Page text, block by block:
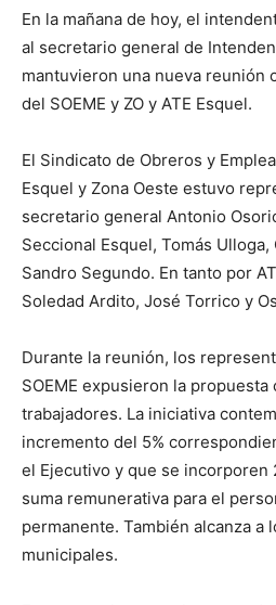
En la mañana de hoy, el
al secretario general de
mantuvieron una nueva reunión
del SOEME y ZO y ATE Esquel.
El Sindicato de Obreros y
Esquel y Zona Oeste estuvo
secretario general Antonio
Seccional Esquel, Tomás
Sandro Segundo. En tanto por
Soledad Ardito, José Torrico y
Durante la reunión, los
SOEME expusieron la
trabajadores. La iniciativa
incremento del 5%
el Ejecutivo y que se incorporen
suma remunerativa para el
permanente. También alcanza a
municipales.